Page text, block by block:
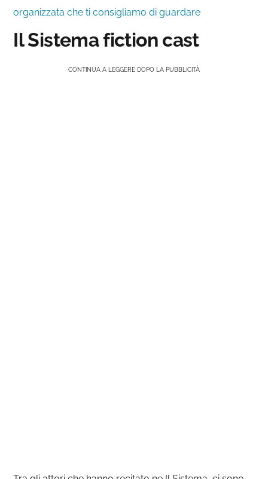
organizzata che ti consigliamo di guardare
Il Sistema fiction cast
CONTINUA A LEGGERE DOPO LA PUBBLICITÀ